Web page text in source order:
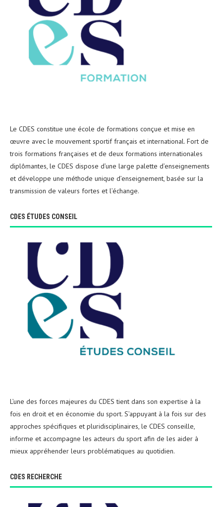
Le CDES constitue une école de formations conçue et mise en
œuvre avec le mouvement sportif français et international. Fort de
trois formations françaises et de deux formations internationales
diplômantes, le CDES dispose d’une large palette d’enseignements
et développe une méthode unique d’enseignement, basée sur la
transmission de valeurs fortes et l’échange.
CDES ÉTUDES CONSEIL
L’une des forces majeures du CDES tient dans son expertise à la
fois en droit et en économie du sport. S’appuyant à la fois sur des
approches spécifiques et pluridisciplinaires, le CDES conseille,
informe et accompagne les acteurs du sport afin de les aider à
mieux appréhender leurs problématiques au quotidien.
CDES RECHERCHE